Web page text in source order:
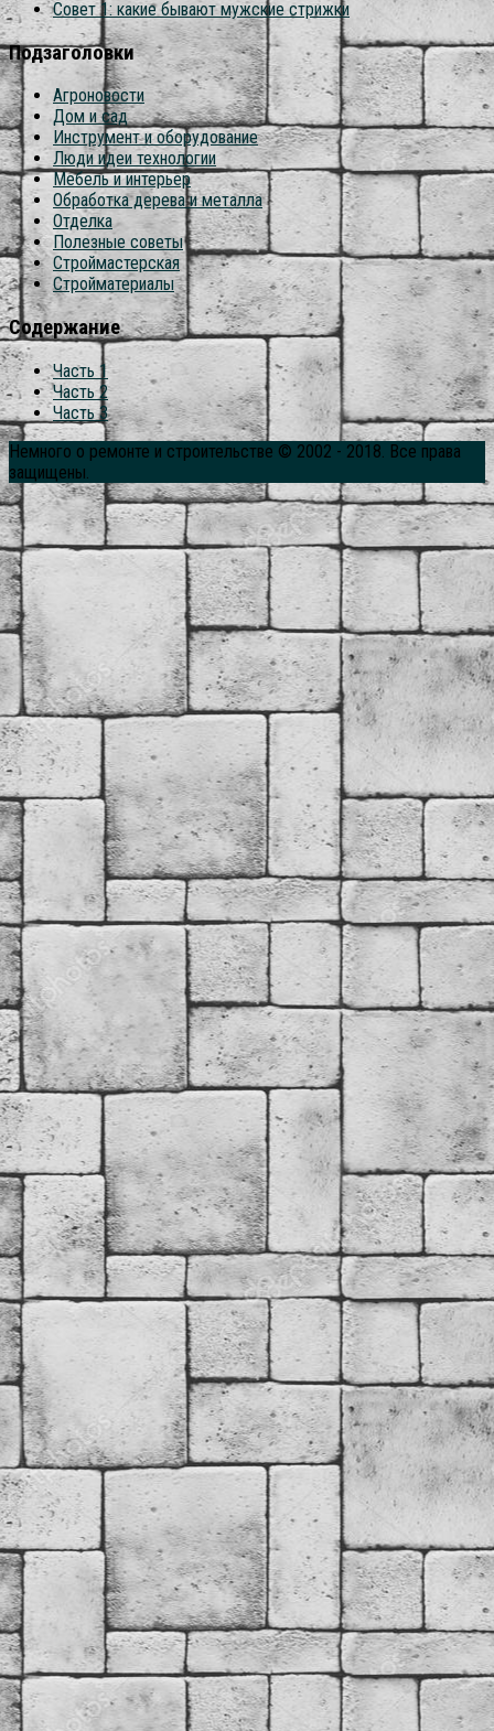
Совет 1: какие бывают мужские стрижки
Подзаголовки
Агроновости
Дом и сад
Инструмент и оборудование
Люди идеи технологии
Мебель и интерьер
Обработка дерева и металла
Отделка
Полезные советы
Строймастерская
Стройматериалы
Содержание
Часть 1
Часть 2
Часть 3
Немного о ремонте и строительстве © 2002 - 2018. Все права
защищены.